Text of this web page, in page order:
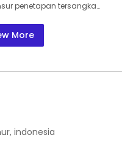
penetapan tersangka…
More
indonesia